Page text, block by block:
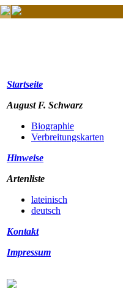
Startseite
August F. Schwarz
Biographie
Verbreitungskarten
Hinweise
Artenliste
lateinisch
deutsch
Kontakt
Impressum